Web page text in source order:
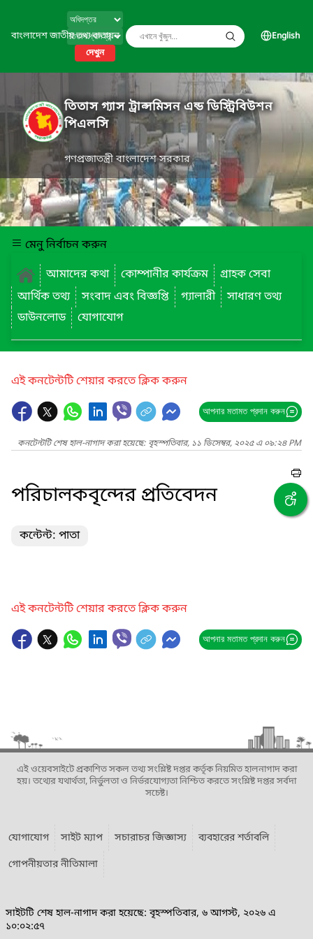
বাংলাদেশ জাতীয় তথ্য বাতায়ন
দেখুন
English
তিতাস গ্যাস ট্রান্সমিসন এন্ড ডিস্ট্রিবিউশন
পিএলসি
গণপ্রজাতন্ত্রী বাংলাদেশ সরকার
মেনু নির্বাচন করুন
আমাদের কথা
কোম্পানীর কার্যক্রম
গ্রাহক সেবা
আর্থিক তথ্য
সংবাদ এবং বিজ্ঞপ্তি গ্যালারী
সাধারণ তথ্য
ডাউনলোড
যোগাযোগ
এই কনটেন্টটি শেয়ার করতে ক্লিক করুন
আপনার মতামত প্রদান করুন
কনটেন্টটি শেষ হাল-নাগাদ করা হয়েছে: বৃহস্পতিবার, ১১ ডিসেম্বর, ২০২৫ এ ০৯:২৪ PM
পরিচালকবৃন্দের প্রতিবেদন
কন্টেন্ট: পাতা
এই কনটেন্টটি শেয়ার করতে ক্লিক করুন
আপনার মতামত প্রদান করুন
এই ওয়েবসাইটে প্রকাশিত সকল তথ্য সংশ্লিষ্ট দপ্তর কর্তৃক নিয়মিত হালনাগাদ করা
হয়। তথ্যের যথার্থতা, নির্ভুলতা ও নির্ভরযোগ্যতা নিশ্চিত করতে সংশ্লিষ্ট দপ্তর সর্বদা
সচেষ্ট।
যোগাযোগ সাইট ম্যাপ সচারাচর জিজ্ঞাস্য
ব্যবহারের শর্তাবলি
গোপনীয়তার নীতিমালা
সাইটটি শেষ হাল-নাগাদ করা হয়েছে: বৃহস্পতিবার, ৬ আগস্ট, ২০২৬ এ
১০:০২:৫৭